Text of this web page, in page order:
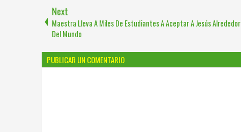
Next
Maestra Lleva A Miles De Estudiantes A Aceptar A Jesús Alrededor
Del Mundo
PUBLICAR UN COMENTARIO